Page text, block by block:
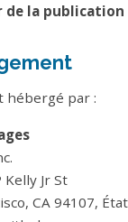
de la publication
hébergé par :
Kelly Jr St
CA 94107,